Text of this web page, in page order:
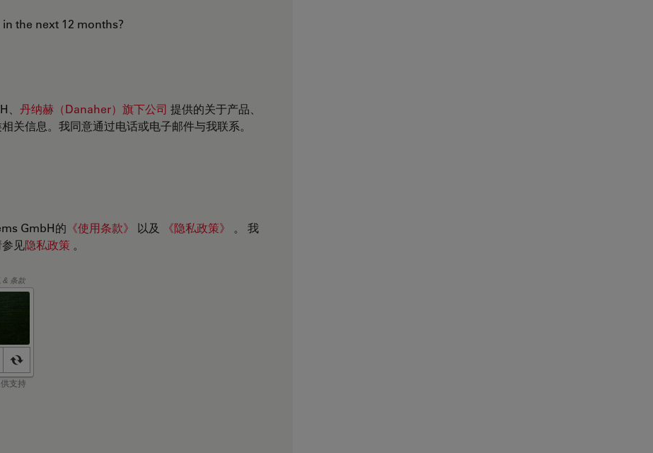
the next 12 months?
丹纳赫（Danaher）旗下公司 提供的关于产品、
关信息。我同意通过电话或电子邮件与我联系。
GmbH的 《使用条款》 以及 《隐私政策》 。 我
见隐私政策 。